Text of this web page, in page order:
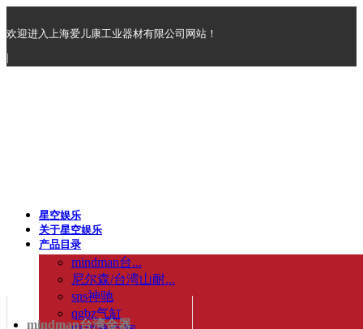
欢迎进入上海爱儿康工业器材有限公司网站！
|
星空娱乐
关于星空娱乐
产品目录
mindman台...
尼尔森/台湾山耐...
sns神驰
qgbz气缸
mindman台湾金器